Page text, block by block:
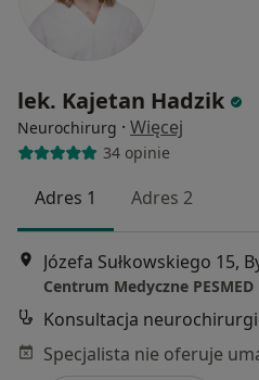
lek. Kajetan Hadzik
Neurochirurg · Więcej
34 opinie
Adres 1 Adres 2
Józefa Sułkowskiego 15,
Centrum Medyczne PESMED
Konsultacja